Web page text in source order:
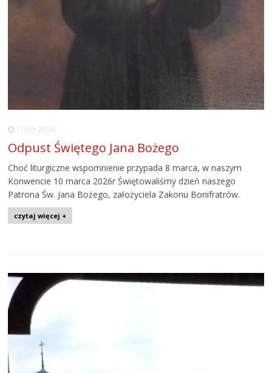
11-03-2026
Odpust Świętego Jana Bożego
Choć liturgiczne wspomnienie przypada 8 marca, w naszym
Konwencie 10 marca 2026r Świętowaliśmy dzień naszego
Patrona Św. Jana Bożego, założyciela Zakonu Bonifratrów.
czytaj więcej +